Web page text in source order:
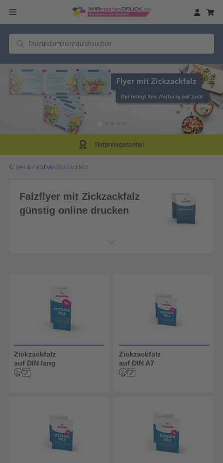
Tiefpreisgarantie!
Flyer & FalzflyerZickzackfalz
Falzflyer mit Zickzackfalz
günstig online drucken
Zickzackfalz
auf DIN lang
Zickzackfalz
auf DIN A7